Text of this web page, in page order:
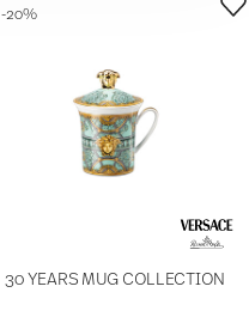
30 YEARS MUG COLLECTION
-20%